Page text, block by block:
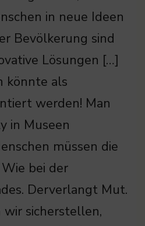
in neue Ideen
Bevölkerung sind
Lösungen […]
könnte als
werden! Man
in Museen
müssen die
bei der
Derverlangt Mut.
wir sicherstellen,